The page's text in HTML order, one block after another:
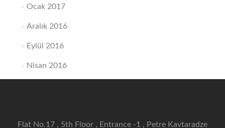
Ocak 2017
Aralık 2016
Eylül 2016
Nisan 2016
Flat No.17 , 5th Floor , Entrance -1 , Petre Kavtaradze